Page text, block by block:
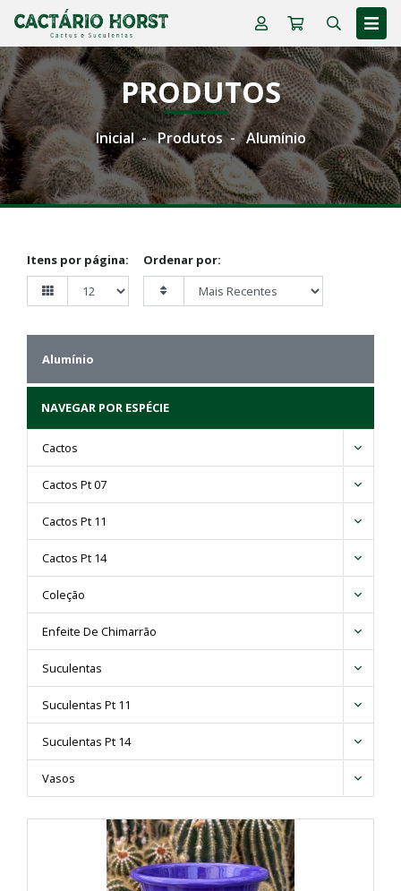
PRODUTOS
Inicial Produtos Alumínio
Itens por página: Ordenar por:
Alumínio
NAVEGAR POR ESPÉCIE
Cactos
Cactos Pt 07
Cactos Pt 11
Cactos Pt 14
Coleção
Enfeite De Chimarrão
Suculentas
Suculentas Pt 11
Suculentas Pt 14
Vasos